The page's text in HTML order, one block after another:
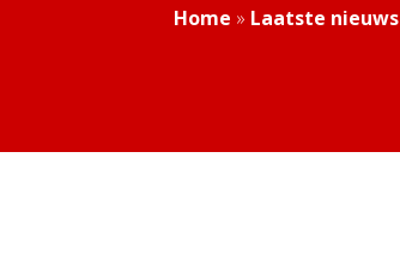
Home » Laatste nieuws